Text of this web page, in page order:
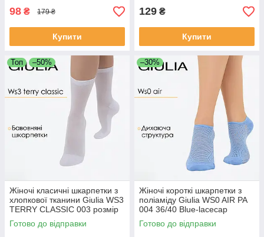
98 ₴ 179 ₴
Купити
129 ₴
Купити
Топ –50%
Жіночі класичні шкарпетки з
хлопкової тканини Giulia WS3
TERRY CLASSIC 003 розмір
36/40 колір White-white білі
однотонні шкарпетки
Готово до відправки
–30%
Жіночі короткі шкарпетки з
поліаміду Giulia WS0 AIR PA
004 36/40 Blue-lacecap
hydrangea,повсякденні
шкарпетки, літні, дихаючі
Готово до відправки